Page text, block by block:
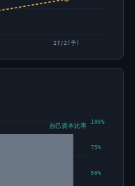
27/2(予)
50%
75%
100%
自己資本比率